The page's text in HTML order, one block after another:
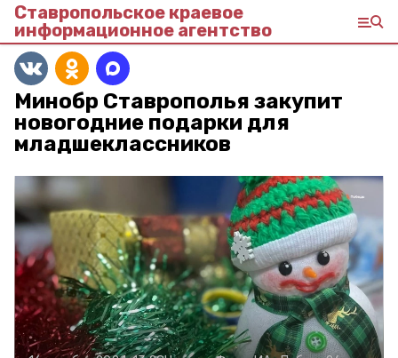
Ставропольское краевое
информационное агентство
Минобр Ставрополья закупит
новогодние подарки для
младшеклассников